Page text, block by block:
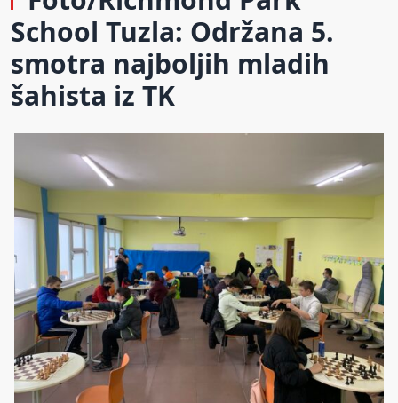
School Tuzla: Održana 5.
smotra najboljih mladih
šahista iz TK